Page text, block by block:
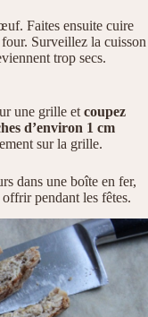
Faites ensuite cuire
Surveillez la cuisson
trop secs.
une grille et coupez
d’environ 1 cm
sur la grille.
dans une boîte en fer,
pendant les fêtes.